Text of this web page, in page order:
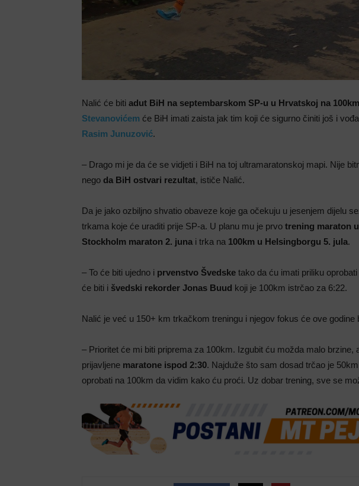
Nalić će biti adut BiH na septembarskom SP-u u Hrvatskoj na 100km
Stevanovićem će BiH imati zaista jak tim koji će sigurno činiti još i
Rasim Junuzović.
– Drago mi je da će se vidjeti i BiH na toj ultramaratonskoj mapi. Nije
nego da BiH ostvari rezultat, ističe Nalić.
Da je jako ozbiljno shvatio obaveze koje ga očekuju u jesenjem dijelu
trkama koje će uraditi prije SP-a. U planu mu je prvo trening maraton
Stockholm maraton 2. juna i trka na 100km u Helsingborgu 5. jula.
– To će biti ujedno i prvenstvo Švedske tako da ću imati priliku
će biti i švedski rekorder Jonas Buud koji je 100km istrčao za 6:22.
Nalić je već u 150+ km trkačkom treningu i njegov fokus će ove
– Prioritet će mi biti priprema za 100km. Izgubit ću možda malo brzine,
prijavljene maratone ispod 2:30. Najduže što sam dosad trčao je
oprobati na 100km da vidim kako ću proći. Uz dobar trening, sve se